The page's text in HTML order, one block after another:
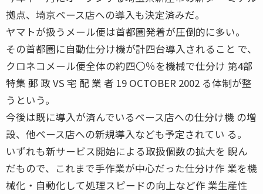
拠点、埼京ベース店への導入も決定済みだ。
ヤマトが扱うメール便は首都圏発着が圧倒的に多い。
その首都圏に自動仕分け機が計四台導入されること で、
クロネコメール便全体の約四〇％を機械で仕分け 第4部
特集 郵 政 VS 宅 配 業 者 19 OCTOBER 2002 る体制が整
うという。
今後は既に導入が済んでいるベース店への仕分け機 の増
設、他ベース店への新規導入なども予定されてい る。
いずれも新サービス開始による取扱個数の拡大を 睨ん
だもので、これまで手作業が中心だった仕分け作 業を機
械化・自動化して処理スピードの向上など作 業生産性